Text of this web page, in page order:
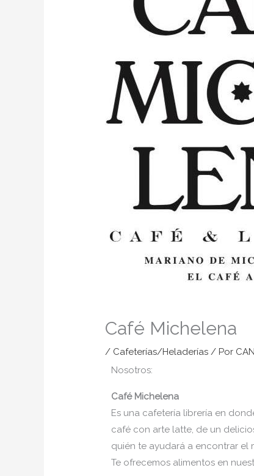
Café Michelena
/ Cafeterías/Heladerías / Por
Nosotros:
Café Michelena
Es una cafetería librería en
café con arte latte, de un
quién te ayudará a encontrar el
Te ofrecemos alimentos en